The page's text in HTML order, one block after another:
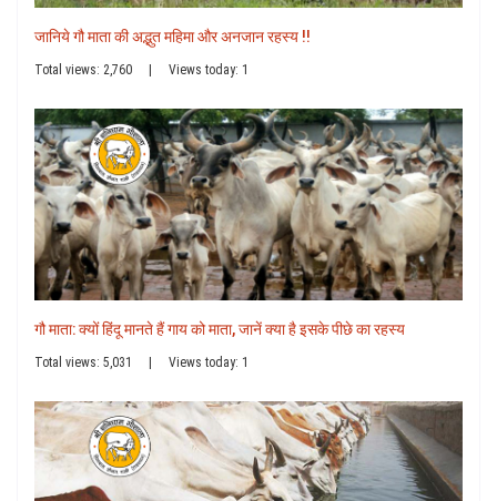
जानिये गौ माता की अद्भुत महिमा और अनजान रहस्य !!
Total views: 2,760 Views today: 1
गौ माता: क्यों हिंदू मानते हैं गाय को माता, जानें क्या है इसके पीछे का रहस्य
Total views: 5,031 | Views today: 1